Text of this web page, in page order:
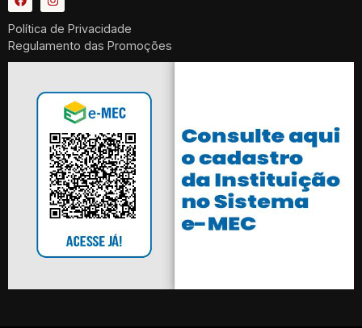
Política de Privacidade
Regulamento das Promoções